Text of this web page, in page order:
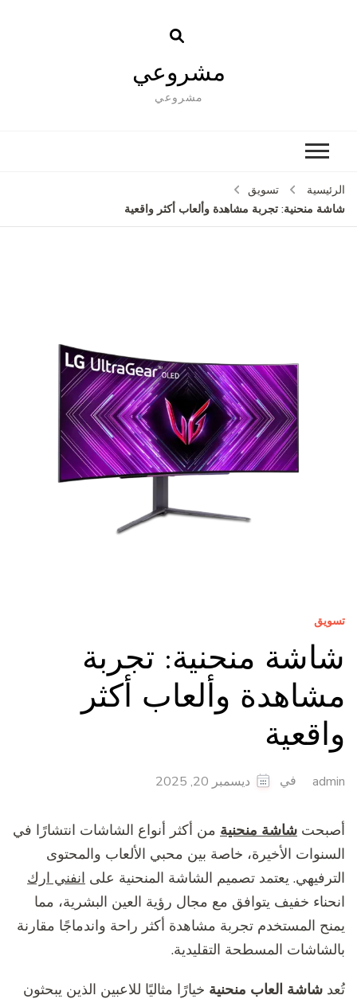
مشروعي
مشروعي
الرئيسية
تسويق
شاشة منحنية: تجربة مشاهدة وألعاب أكثر واقعية
تسويق
شاشة منحنية: تجربة
مشاهدة وألعاب أكثر
واقعية
admin في ديسمبر 20, 2025
أصبحت شاشة منحنية من أكثر أنواع الشاشات انتشارًا في
السنوات الأخيرة، خاصة بين محبي الألعاب والمحتوى
الترفيهي. يعتمد تصميم الشاشة المنحنية على انفني ارك
انحناء خفيف يتوافق مع مجال رؤية العين البشرية، مما
يمنح المستخدم تجربة مشاهدة أكثر راحة واندماجًا مقارنة
بالشاشات المسطحة التقليدية.
تُعد شاشة العاب منحنية خيارًا مثاليًا للاعبين الذين يبحثون